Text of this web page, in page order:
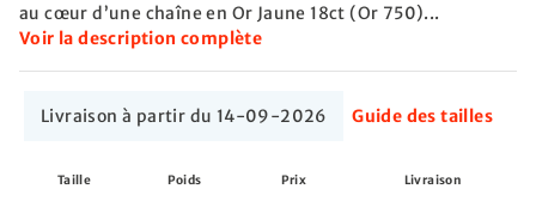
au cœur d’une chaîne en Or Jaune 18ct (Or 750)...
Voir la description complète
Livraison à partir du 14-09-2026 Guide des tailles
Taille Poids Prix Livraison